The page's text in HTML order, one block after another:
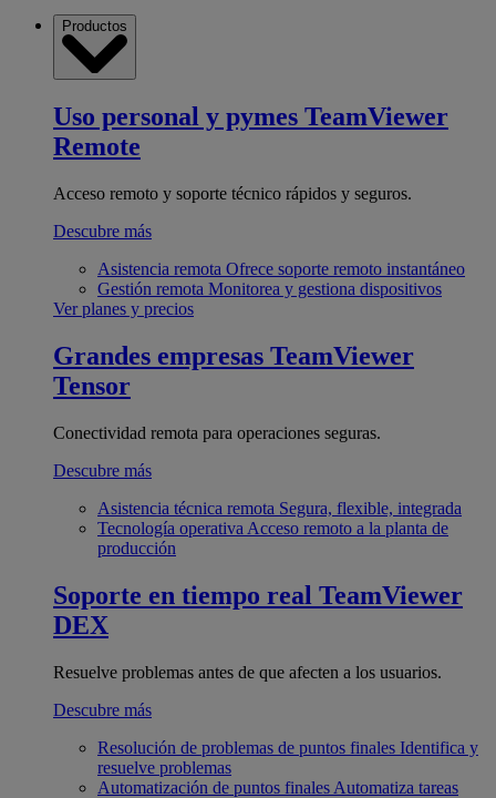
Productos
Uso personal y pymes TeamViewer
Remote
Acceso remoto y soporte técnico rápidos y seguros.
Descubre más
Asistencia remota Ofrece soporte remoto instantáneo
Gestión remota Monitorea y gestiona dispositivos
Ver planes y precios
Grandes empresas TeamViewer
Tensor
Conectividad remota para operaciones seguras.
Descubre más
Asistencia técnica remota Segura, flexible, integrada
Tecnología operativa Acceso remoto a la planta de
producción
Soporte en tiempo real TeamViewer
DEX
Resuelve problemas antes de que afecten a los usuarios.
Descubre más
Resolución de problemas de puntos finales Identifica y
resuelve problemas
Automatización de puntos finales Automatiza tareas